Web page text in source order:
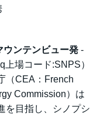
ウンテンビュー発 -
場コード:SNPS）
（CEA：French
Commission）は
を目指し、シノプシ